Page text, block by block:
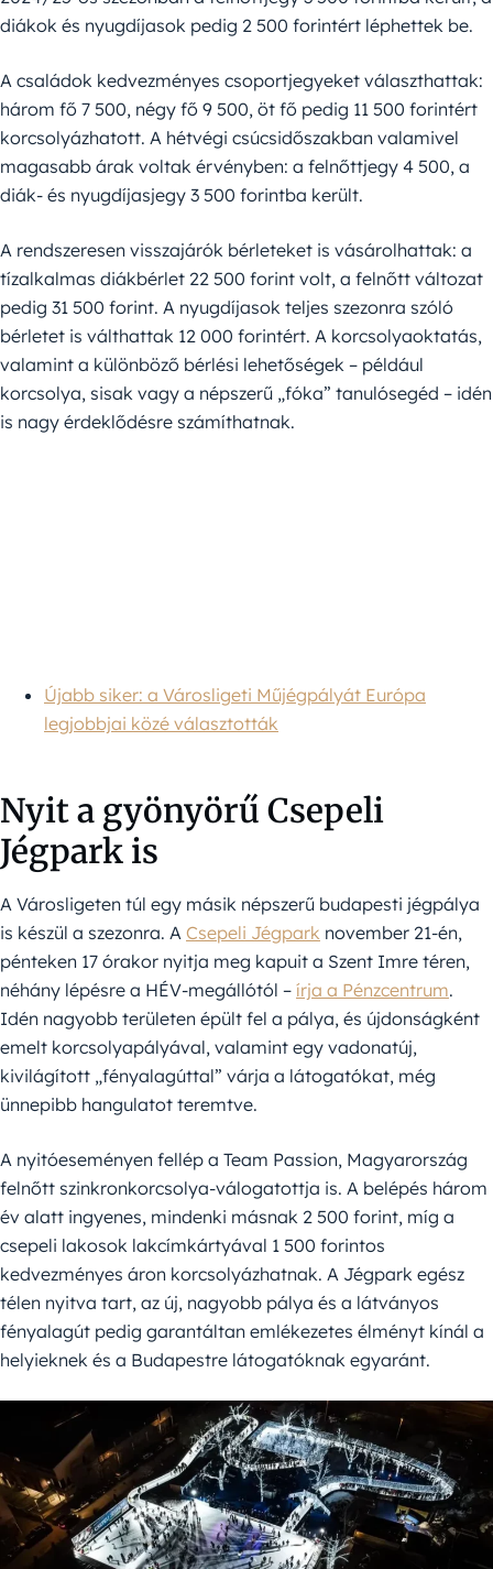
diákok és nyugdíjasok pedig 2 500 forintért léphettek be.
A családok kedvezményes csoportjegyeket választhattak:
három fő 7 500, négy fő 9 500, öt fő pedig 11 500 forintért
korcsolyázhatott. A hétvégi csúcsidőszakban valamivel
magasabb árak voltak érvényben: a felnőttjegy 4 500, a
diák- és nyugdíjasjegy 3 500 forintba került.
A rendszeresen visszajárók bérleteket is vásárolhattak: a
tízalkalmas diákbérlet 22 500 forint volt, a felnőtt változat
pedig 31 500 forint. A nyugdíjasok teljes szezonra szóló
bérletet is válthattak 12 000 forintért. A korcsolyaoktatás,
valamint a különböző bérlési lehetőségek – például
korcsolya, sisak vagy a népszerű „fóka” tanulósegéd – idén
is nagy érdeklődésre számíthatnak.
Újabb siker: a Városligeti Műjégpályát Európa
legjobbjai közé választották
Nyit a gyönyörű Csepeli
Jégpark is
A Városligeten túl egy másik népszerű budapesti jégpálya
is készül a szezonra. A Csepeli Jégpark november 21-én,
pénteken 17 órakor nyitja meg kapuit a Szent Imre téren,
néhány lépésre a HÉV-megállótól – írja a Pénzcentrum.
Idén nagyobb területen épült fel a pálya, és újdonságként
emelt korcsolyapályával, valamint egy vadonatúj,
kivilágított „fényalagúttal” várja a látogatókat, még
ünnepibb hangulatot teremtve.
A nyitóeseményen fellép a Team Passion, Magyarország
felnőtt szinkronkorcsolya-válogatottja is. A belépés három
év alatt ingyenes, mindenki másnak 2 500 forint, míg a
csepeli lakosok lakcímkártyával 1 500 forintos
kedvezményes áron korcsolyázhatnak. A Jégpark egész
télen nyitva tart, az új, nagyobb pálya és a látványos
fényalagút pedig garantáltan emlékezetes élményt kínál a
helyieknek és a Budapestre látogatóknak egyaránt.